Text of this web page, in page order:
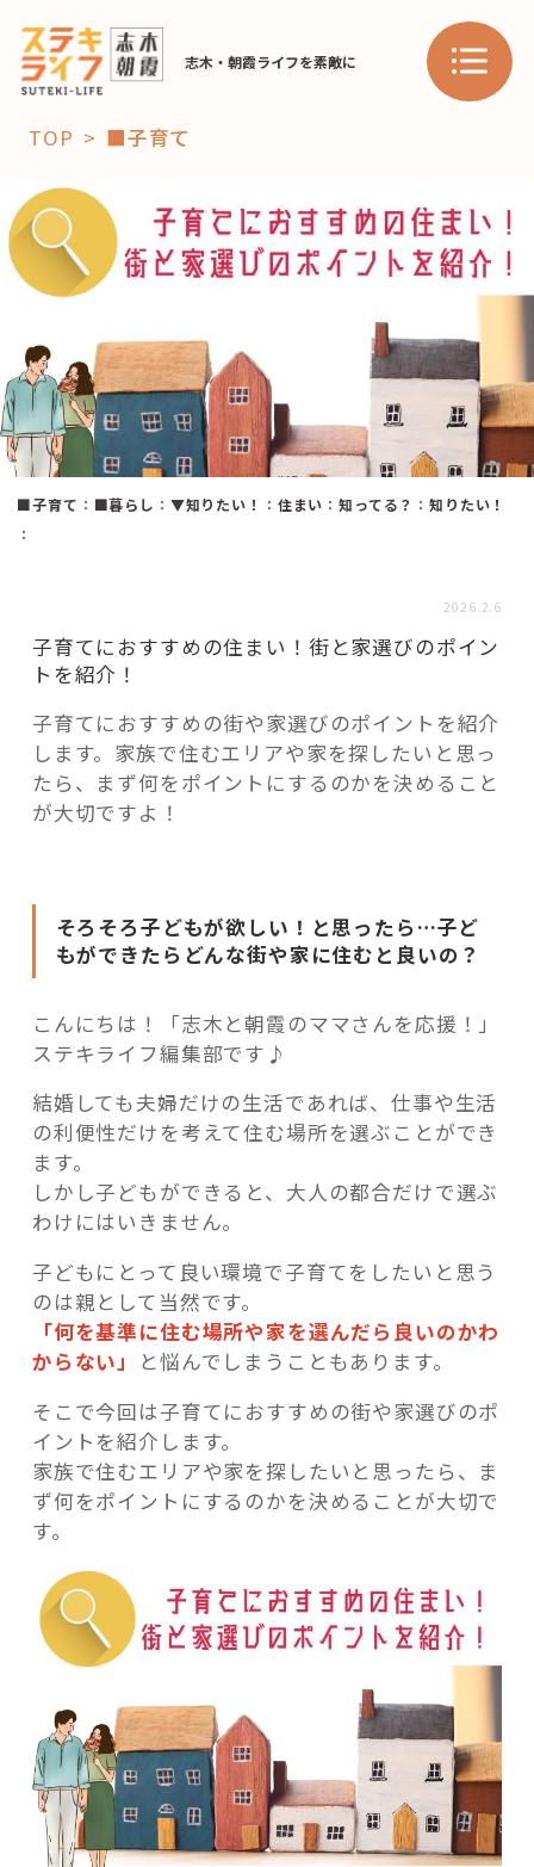
志木・朝霞ライフを素敵に
「コト」
子育て
暮らし
スポット 学び・教育
「場」
HAREL
「モノ」
fleXe リノベ事例
「ひと」
コーディネーター紹介
これからの暮らし 住み替え相談
記事検索
TOP ■子育て
■子育て ： ■暮らし ： ▼知りたい！ ： 住まい ：知ってる？ ：知りたい！
：
2026.2.6
子育てにおすすめの住まい！街と家選びのポイン
トを紹介！
子育てにおすすめの街や家選びのポイントを紹介
します。家族で住むエリアや家を探したいと思っ
たら、まず何をポイントにするのかを決めること
が大切ですよ！
そろそろ子どもが欲しい！と思ったら…子ど
もができたらどんな街や家に住むと良いの？
こんにちは！「志木と朝霞のママさんを応援！」
ステキライフ編集部です♪
結婚しても夫婦だけの生活であれば、仕事や生活
の利便性だけを考えて住む場所を選ぶことができ
ます。
しかし子どもができると、大人の都合だけで選ぶ
わけにはいきません。
子どもにとって良い環境で子育てをしたいと思う
のは親として当然です。
「何を基準に住む場所や家を選んだら良いのかわ
からない」
と悩んでしまうこともあります。
そこで今回は子育てにおすすめの街や家選びのポ
イントを紹介します。
家族で住むエリアや家を探したいと思ったら、ま
ず何をポイントにするのかを決めることが大切で
す。